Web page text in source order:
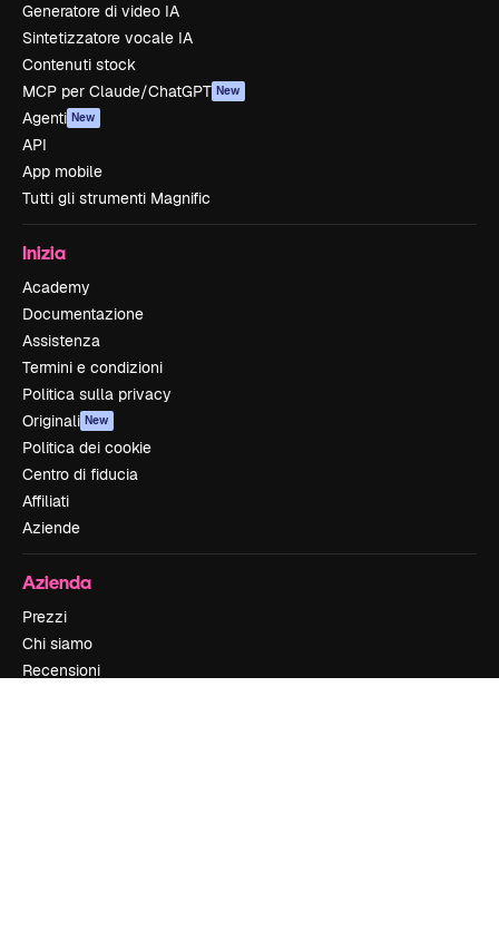
Generatore di video IA
Sintetizzatore vocale IA
Contenuti stock
MCP per Claude/ChatGPT New
Agenti New
API
App mobile
Tutti gli strumenti Magnific
Inizia
Academy
Documentazione
Assistenza
Termini e condizioni
Politica sulla privacy
Originali New
Politica dei cookie
Centro di fiducia
Affiliati
Aziende
Azienda
Prezzi
Chi siamo
Recensioni